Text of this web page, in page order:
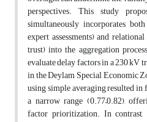
perspectives. This study
simultaneously incorporates
expert assessments) and
trust) into the aggregation
evaluate delay factors in a 230 kV
in the Deylam Special Economic
using simple averaging resulted
a narrow range (0.77–0.82),
factor prioritization. In